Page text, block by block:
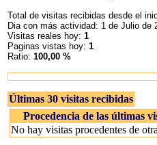
Total de visitas recibidas desde el
Dia con más actividad: 1 de Julio de
Visitas reales hoy: 1
Paginas vistas hoy: 1
Ratio: 100,00 %
Últimas 30 visitas recibidas
Procedencia de las últimas
No hay visitas procedentes de